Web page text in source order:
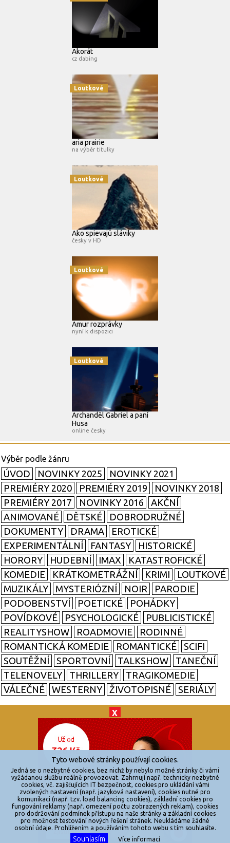
X
Akorát
cz dabing
Loutkové
aria prairie
na výběr titulky
Loutkové
Ako spievajú sláviky
česky v HD
Loutkové
Amur rozprávky
nyní k dispozici
Loutkové
Archanděl Gabriel a paní
Husa
online česky
ÚVOD NOVINKY 2025
NOVINKY 2021
PREMIÉRY 2020
PREMIÉRY 2019
NOVINKY 2018
PREMIÉRY 2017
NOVINKY 2016
AKČNÍ
ANIMOVANÉ
DĚTSKÉ
DOBRODRUŽNÉ
DOKUMENTY
DRAMA
EROTICKÉ
EXPERIMENTÁLNÍ
FANTASY
HISTORICKÉ
HORORY
HUDEBNÍ IMAX
KATASTROFICKÉ
KOMEDIE
KRÁTKOMETRÁŽNÍ KRIMI
LOUTKOVÉ
MUZIKÁLY
MYSTERIÓZNÍ NOIR
PARODIE
PODOBENSTVÍ
POETICKÉ
POHÁDKY
POVÍDKOVÉ
PSYCHOLOGICKÉ
PUBLICISTICKÉ
REALITYSHOW
ROADMOVIE
RODINNÉ
ROMANTICKÁ KOMEDIE
ROMANTICKÉ
SCIFI
SOUTĚŽNÍ
SPORTOVNÍ TALKSHOW
TANEČNÍ
TELENOVELY
THRILLERY
TRAGIKOMEDIE
VÁLEČNÉ
WESTERNY ŽIVOTOPISNÉ SERIÁLY
© 2026
zkouknoutfilm.cz
Všechna práva vyhrazena.
Powered by
Reklama
Sítě
Redakce
Jakékoliv užití obsahu je bez souhlasu provozovatele zakázáno.
Tyto webové stránky používají cookies.
Jedná se o nezbytné cookies, bez nichž by nebylo možné stránky či vámi
vyžádanou službu reálně provozovat. Zahrnují např. technicky nezbytné
cookies, vč. zajišťujících IT bezpečnost, cookies pro ukládání vámi
zvolených nastavení (např. jazyková nastavení), cookies nutné pro
komunikaci (např. tzv. load balancing cookies), základní cookies pro
fungování reklamy (např. omezení počtu zobrazených reklam), cookies
pro dodržování podmínek přístupu na naše stránky a základní cookies
pro možnost testování nových řešení stránek. Neukládáme žádné
osobní údaje. Prohlížením a používáním tohoto webu s tím souhlasíte.
Souhlasím Více informací